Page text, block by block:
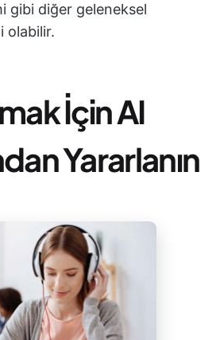
gibi diğer geleneksel
olabilir.
İçin AI
Yararlanın